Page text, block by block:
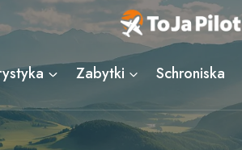
Zabytki Schroniska